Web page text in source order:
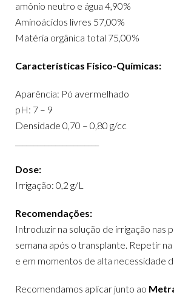
amônio neutro e água 4,90%
Aminoácidos livres 57,00%
Matéria orgânica total 75,00%
Características Físico-Químicas:
Aparência: Pó avermelhado
pH: 7 – 9
Densidade 0,70 – 0,80 g/cc
Dose:
Irrigação: 0,2 g/L
Recomendações:
Introduzir na solução de irrigação nas
semana após o transplante. Repetir
e em momentos de alta necessidade
Recomendamos aplicar junto ao